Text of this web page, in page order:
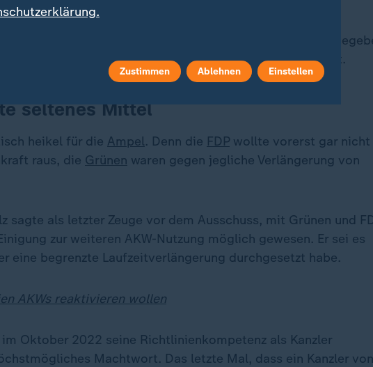
feststellen, dass es diese ergebnisoffene Prüfung nicht
der Ausschuss-Vorsitzende Stefan Heck (CDU) fest.
seltenes Mittel
heikel für die Ampel. Denn die FDP wollte vorerst gar nicht
raus, die Grünen waren gegen jegliche Verlängerung von
sagte als letzter Zeuge vor dem Ausschuss, mit Grünen und
zur weiteren AKW-Nutzung möglich gewesen. Er sei es
eine begrenzte Laufzeitverlängerung durchgesetzt habe.
AKWs reaktivieren wollen
Oktober 2022 seine Richtlinienkompetenz als Kanzler
Machtwort. Das letzte Mal, dass ein Kanzler von
Zustimmen Ablehnen Einstellen